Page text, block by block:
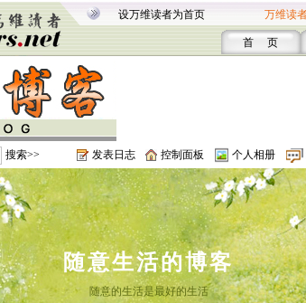
设万维读者为首页 万维读
首 页
搜索>> 发表日志 控制面板 个人相册
随意生活的博客
随意的生活是最好的生活